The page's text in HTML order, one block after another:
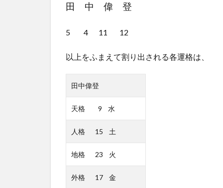
田 中 偉 登
5 4 11 12
以上をふまえて割り出される各運格は、
田中偉登
天格 9 水
人格 15 土
地格 23 火
外格 17 金